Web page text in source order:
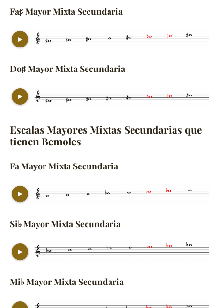
Fa♯ Mayor Mixta Secundaria
▶
Do♯ Mayor Mixta Secundaria
▶
Escalas Mayores Mixtas Secundarias que
tienen Bemoles
Fa Mayor Mixta Secundaria
▶
Si♭ Mayor Mixta Secundaria
▶
Mi♭ Mayor Mixta Secundaria